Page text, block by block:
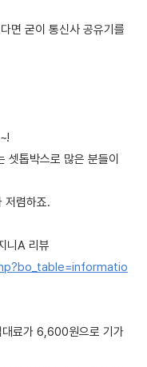
면 굳이 통신사 공유기를
톱박스로 많은 분들이
저렴하죠.
니A 리뷰
대료가 6,600원으로 기가